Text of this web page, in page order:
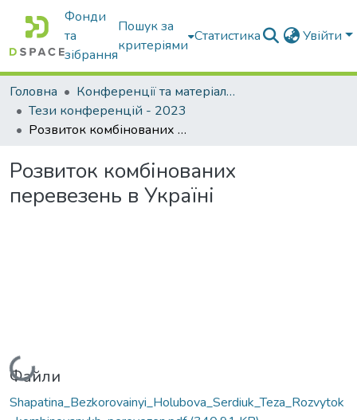
Фонди
та
зібрання
Пошук за
критеріями
Статистика Увійти
Головна
Конференції та матеріали конференцій
Тези конференцій - 2023
Розвиток комбінованих перевезень в Україні
Розвиток комбінованих
перевезень в Україні
Вантажиться...
Файли
Shapatina_Bezkorovainyi_Holubova_Serdiuk_Teza_Rozvytok